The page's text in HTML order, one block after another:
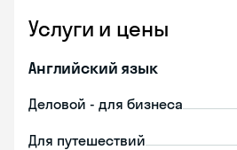
Услуги и цены
Английский язык
Деловой - для бизнеса
Для путешествий